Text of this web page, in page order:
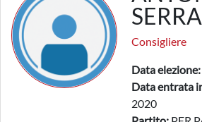
SERRA
Consigliere
Data elezione:
Data entrata
2020